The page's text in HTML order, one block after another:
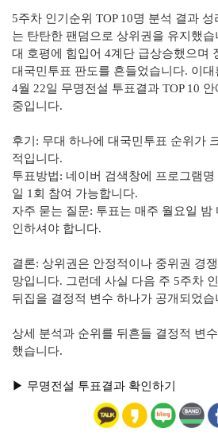
5주차 인기순위 TOP 10명 분석 결과
는 탄탄한 팬덤으로 상위권을 유지했
대 호평에 힘입어 4계단 급상승했으며
대국민투표 판도를 흔들었습니다. 이
4월 22일 무명전설 투표결과 TOP 10
중입니다.
후기: 무대 하나에 대국민투표 순위가
적입니다.
투표방법: 네이버 검색창에 프로그램명
일 1회 참여 가능합니다.
자주 묻는 질문: 투표는 매주 월요일 밤
인하셔야 합니다.
결론: 상위권은 안정적이나 중위권 경
망입니다. 그런데 사실 다음 주 5주차
뒤집을 결정적 변수 하나가 공개되었습
상세 분석과 순위를 뒤흔들 결정적 변
했습니다.
▶︎ 무명전설 투표결과 확인하기